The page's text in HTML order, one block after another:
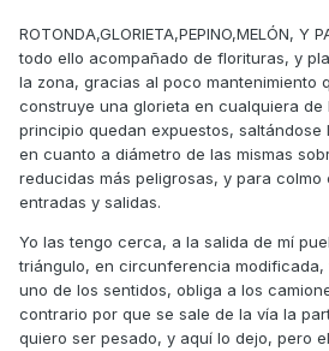
ROTONDA,GLORIETA,PEPINO,MELÓN, Y
todo ello acompañado de florituras, y
la zona, gracias al poco mantenimiento
construye una glorieta en cualquiera de
principio quedan expuestos, saltándose
en cuanto a diámetro de las mismas
reducidas más peligrosas, y para
entradas y salidas.
Yo las tengo cerca, a la salida de mí
triángulo, en circunferencia modificada,
uno de los sentidos, obliga a los
contrario por que se sale de la vía la
quiero ser pesado, y aquí lo dejo, pero